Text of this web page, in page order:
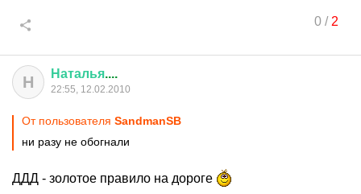
0/ 2
Н Наталья....
22:55, 12.02.2010
От пользователя SandmanSB
ни разу не обогнали
ДДД - золотое правило на дороге